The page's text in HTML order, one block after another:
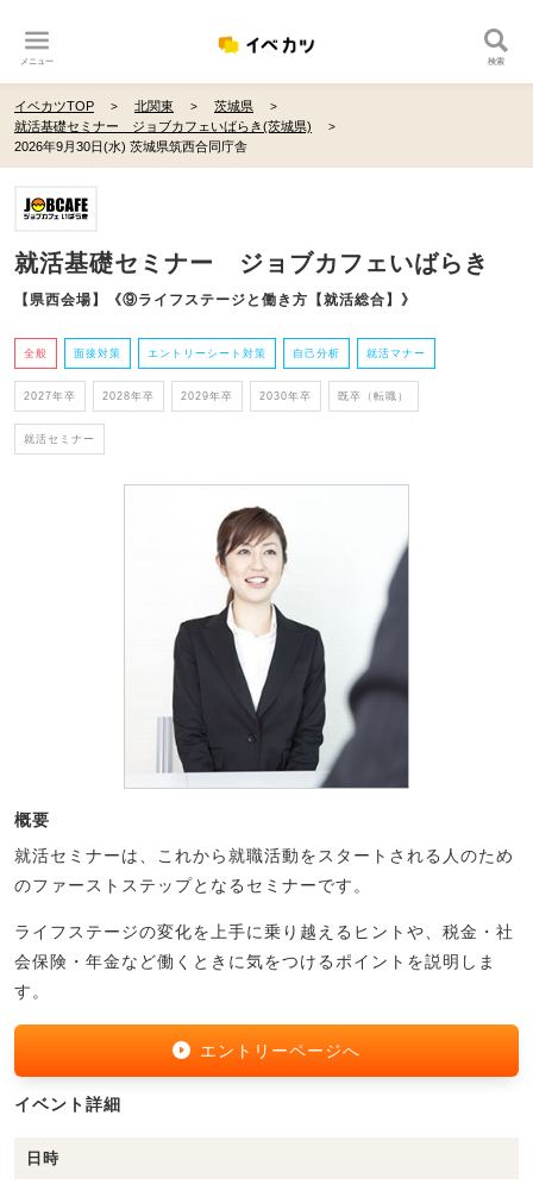
メニュー 検索
イベカツTOP 北関東
茨城県
就活基礎セミナー ジョブカフェいばらき(茨城県)
2026年9月30日(水) 茨城県筑西合同庁舎
就活基礎セミナー ジョブカフェいばらき
【県西会場】《⑨ライフステージと働き方【就活総合】》
全般 面接対策 エントリーシート対策 自己分析 就活マナー
2027年卒 2028年卒 2029年卒 2030年卒 既卒（転職）
就活セミナー
概要
就活セミナーは、これから就職活動をスタートされる人のため
のファーストステップとなるセミナーです。
ライフステージの変化を上手に乗り越えるヒントや、税金・社
会保険・年金など働くときに気をつけるポイントを説明しま
す。
エントリーページへ
イベント詳細
日時